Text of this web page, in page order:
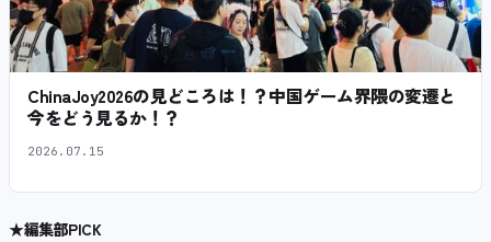
ChinaJoy2026の見どころは！？中国ゲーム界隈の変遷と
今をどう見るか！？
2026.07.15
★編集部PICK